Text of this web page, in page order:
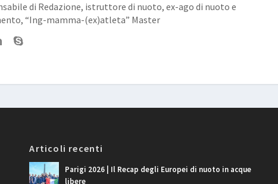
di Redazione, istruttore di nuoto, ex-ago di nuoto e
“Ing-mamma-(ex)atleta” Master
Articoli recenti
Parigi 2026 | Il Recap degli Europei di nuoto in acque
libere